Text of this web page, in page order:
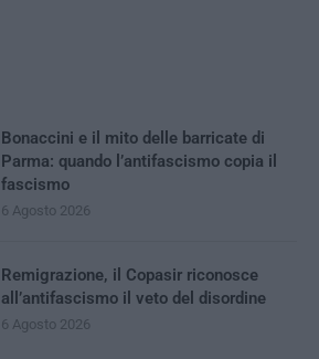
Bonaccini e il mito delle barricate di
Parma: quando l’antifascismo copia il
fascismo
6 Agosto 2026
Remigrazione, il Copasir riconosce
all’antifascismo il veto del disordine
6 Agosto 2026